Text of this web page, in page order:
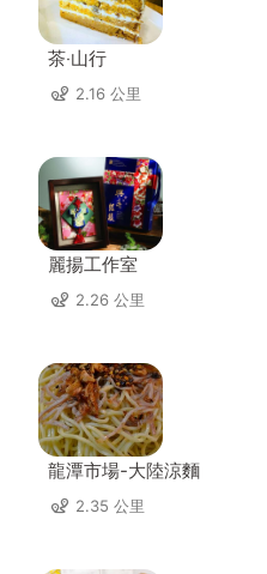
茶‧山行
2.16 公里
麗揚工作室
2.26 公里
龍潭市場-大陸涼麵
2.35 公里